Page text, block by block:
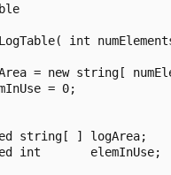
int
= new string[
= 0;
string[ ] logArea;
int       elemInUse;